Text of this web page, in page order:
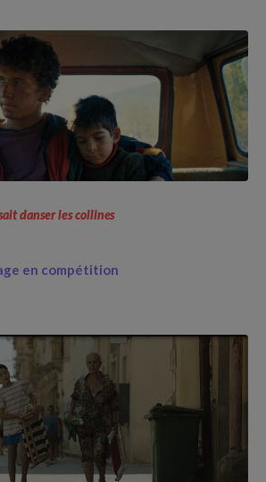
danser les collines
en compétition